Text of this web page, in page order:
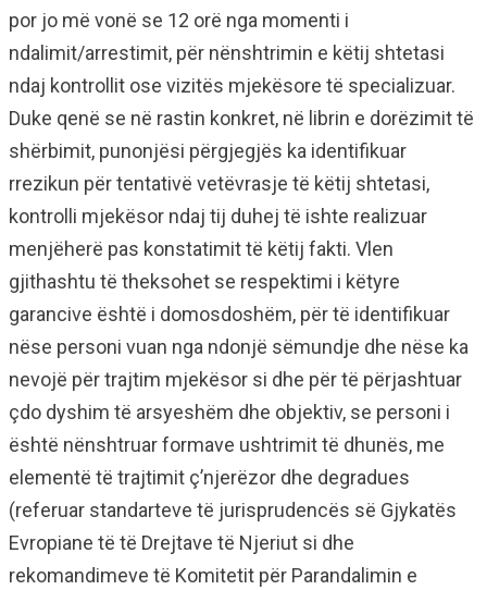
por jo më vonë se 12 orë nga momenti i
ndalimit/arrestimit, për nënshtrimin e këtij shtetasi
ndaj kontrollit ose vizitës mjekësore të specializuar.
Duke qenë se në rastin konkret, në librin e dorëzimit të
shërbimit, punonjësi përgjegjës ka identifikuar
rrezikun për tentativë vetëvrasje të këtij shtetasi,
kontrolli mjekësor ndaj tij duhej të ishte realizuar
menjëherë pas konstatimit të këtij fakti. Vlen
gjithashtu të theksohet se respektimi i këtyre
garancive është i domosdoshëm, për të identifikuar
nëse personi vuan nga ndonjë sëmundje dhe nëse ka
nevojë për trajtim mjekësor si dhe për të përjashtuar
çdo dyshim të arsyeshëm dhe objektiv, se personi i
është nënshtruar formave ushtrimit të dhunës, me
elementë të trajtimit ç’njerëzor dhe degradues
(referuar standarteve të jurisprudencës së Gjykatës
Evropiane të të Drejtave të Njeriut si dhe
rekomandimeve të Komitetit për Parandalimin e